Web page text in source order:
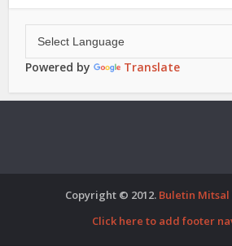
Powered by Translate
Copyright © 2012. Buletin
Click here to add footer